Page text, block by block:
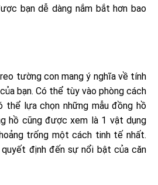
bạn dễ dàng nắm bắt hơn bao
tường con mang ý nghĩa về tính
bạn. Có thể tùy vào phòng cách
thể lựa chọn những mẫu đồng hồ
hồ cũng được xem là 1 vật dụng
trống một cách tinh tế nhất.
quyết định đến sự nổi bật của căn